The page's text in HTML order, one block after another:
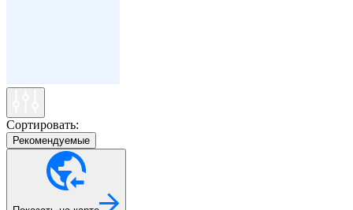
Сортировать:
Рекомендуемые